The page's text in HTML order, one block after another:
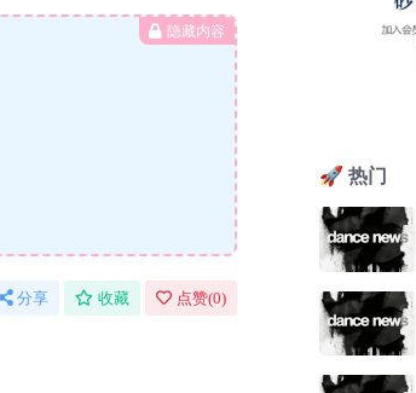
隐藏内容
分享 收藏 点赞(0)
🚀 热门